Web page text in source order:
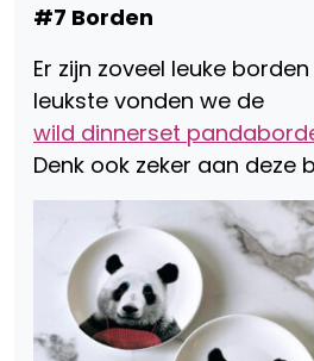
#7 Borden
Er zijn zoveel leuke
leukste vonden we de
wild dinnerset
Denk ook zeker aan deze